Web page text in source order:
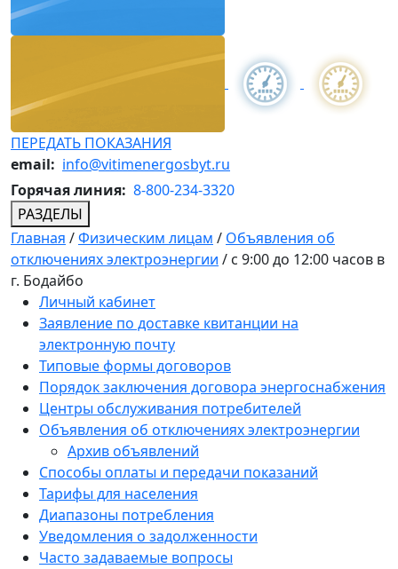
ПЕРЕДАТЬ ПОКАЗАНИЯ
email: info@vitimenergosbyt.ru
Горячая линия: 8-800-234-3320
РАЗДЕЛЫ
Главная /Физическим лицам / Объявления об
отключениях электроэнергии / с 9:00 до 12:00 часов в
г. Бодайбо
Личный кабинет
Заявление по доставке квитанции на
электронную почту
Типовые формы договоров
Порядок заключения договора энергоснабжения
Центры обслуживания потребителей
Объявления об отключениях электроэнергии
Архив объявлений
Способы оплаты и передачи показаний
Тарифы для населения
Диапазоны потребления
Уведомления о задолженности
Часто задаваемые вопросы